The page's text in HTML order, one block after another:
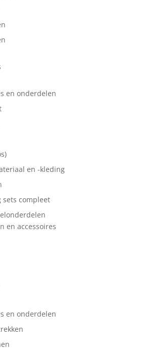
en onderdelen
en -kleding
compleet
en accessoires
en onderdelen